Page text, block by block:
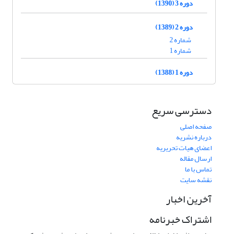
دوره 3 (1390)
دوره 2 (1389)
شماره 2
شماره 1
دوره 1 (1388)
دسترسی سریع
صفحه اصلی
درباره نشریه
اعضای هیات تحریریه
ارسال مقاله
تماس با ما
نقشه سایت
آخرین اخبار
اشتراک خبرنامه